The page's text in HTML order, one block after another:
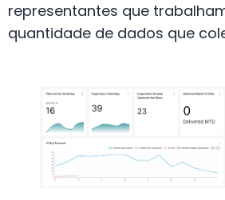
representantes que
quantidade de dados que